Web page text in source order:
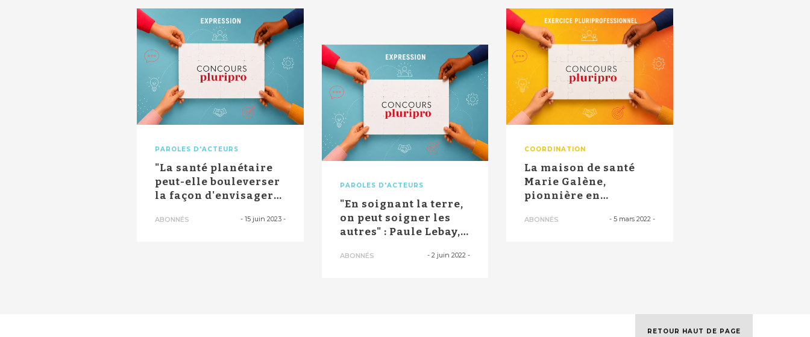
PAROLES D'ACTEURS
"La santé planétaire
peut-elle bouleverser
la façon d'envisager
ABONNÉS - 15 juin 2023-
PAROLES D'ACTEURS
"En soignant la terre,
on peut soigner les
autres" : Paule Lebay,
ABONNÉS -2 juin 2022 -
COORDINATION
La maison de santé
Marie Galène,
pionnière en
durable
ABONNÉS - 5 mars 2022 -
RETOUR HAUT DE PAGE